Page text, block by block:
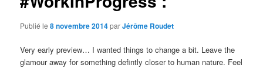
Publié le8 novembre 2014parJérôme Roudet
Very early preview… I wanted things to change a bit. Leave the
glamour away for something defintly closer to human nature. Feel